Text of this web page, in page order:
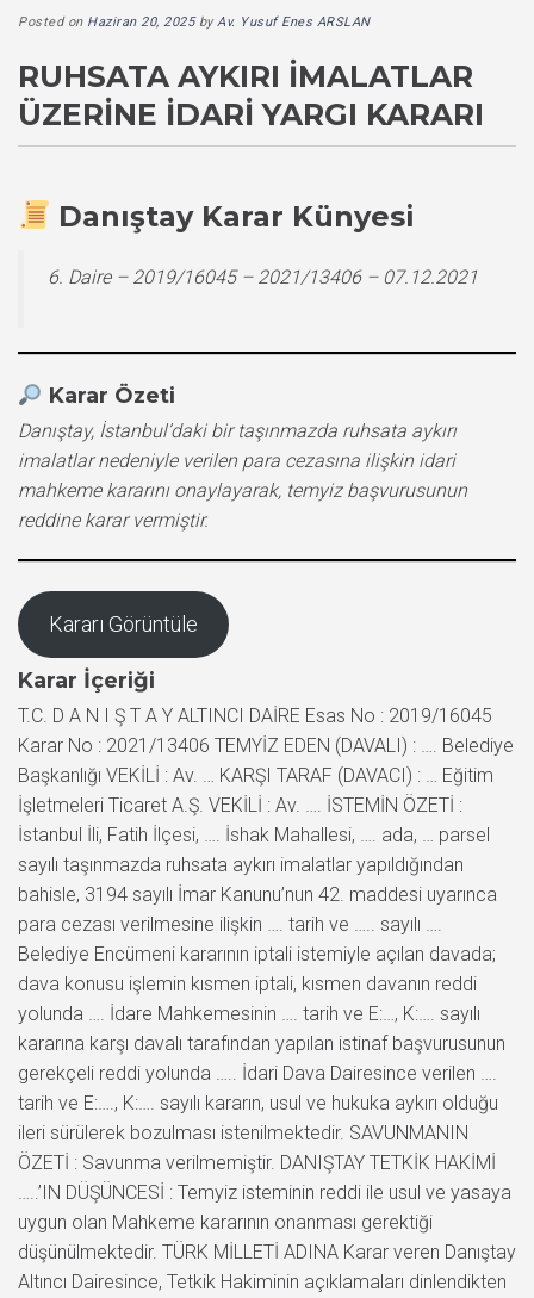
Posted on Haziran 20, 2025byAv. Yusuf Enes ARSLAN
RUHSATA AYKIRI İMALATLAR
ÜZERINE İDARI YARGI KARARI
Danıştay Karar Künyesi
6. Daire – 2019/16045 – 2021/13406 – 07.12.2021
Karar Özeti
Danıştay, İstanbul’daki bir taşınmazda ruhsata aykırı
imalatlar nedeniyle verilen para cezasına ilişkin idari
mahkeme kararını onaylayarak, temyiz başvurusunun
reddine karar vermiştir.
Kararı Görüntüle
Karar İçeriği
T.C. D A N I Ş T A Y ALTINCI DAİRE Esas No : 2019/16045
Karar No : 2021/13406 TEMYİZ EDEN (DAVALI) : …. Belediye
Başkanlığı VEKİLİ : Av. … KARŞI TARAF (DAVACI) : … Eğitim
İşletmeleri Ticaret A.Ş. VEKİLİ : Av. …. İSTEMİN ÖZETİ :
İstanbul İli, Fatih İlçesi, …. İshak Mahallesi, …. ada, … parsel
sayılı taşınmazda ruhsata aykırı imalatlar yapıldığından
bahisle, 3194 sayılı İmar Kanunu’nun 42. maddesi uyarınca
para cezası verilmesine ilişkin …. tarih ve ….. sayılı ….
Belediye Encümeni kararının iptali istemiyle açılan davada;
dava konusu işlemin kısmen iptali, kısmen davanın reddi
yolunda …. İdare Mahkemesinin …. tarih ve E:…, K:…. sayılı
kararına karşı davalı tarafından yapılan istinaf başvurusunun
gerekçeli reddi yolunda ….. İdari Dava Dairesince verilen ….
tarih ve E:…., K:…. sayılı kararın, usul ve hukuka aykırı olduğu
ileri sürülerek bozulması istenilmektedir. SAVUNMANIN
ÖZETİ : Savunma verilmemiştir. DANIŞTAY TETKİK HAKİMİ
…..’IN DÜŞÜNCESİ : Temyiz isteminin reddi ile usul ve yasaya
uygun olan Mahkeme kararının onanması gerektiği
düşünülmektedir. TÜRK MİLLETİ ADINA Karar veren Danıştay
Altıncı Dairesince, Tetkik Hakiminin açıklamaları dinlendikten